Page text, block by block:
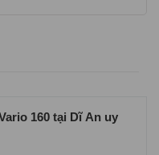
160 tại Dĩ An uy